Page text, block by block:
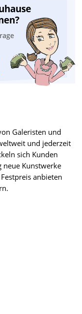
Galeristen und
und jederzeit
sich Kunden
neue Kunstwerke
anbieten